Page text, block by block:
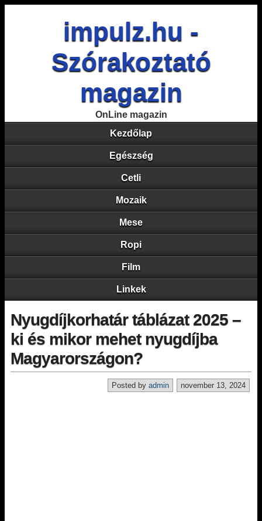
impulz.hu -
Szórakoztató
magazin
OnLine magazin
Kezdőlap
Egészség
Cetli
Mozaik
Mese
Ropi
Film
Linkek
Nyugdíjkorhatár táblázat 2025 –
ki és mikor mehet nyugdíjba
Magyarországon?
november 13, 2024
Posted by admin